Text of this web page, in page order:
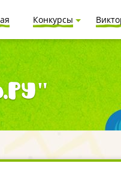
Конкурсы